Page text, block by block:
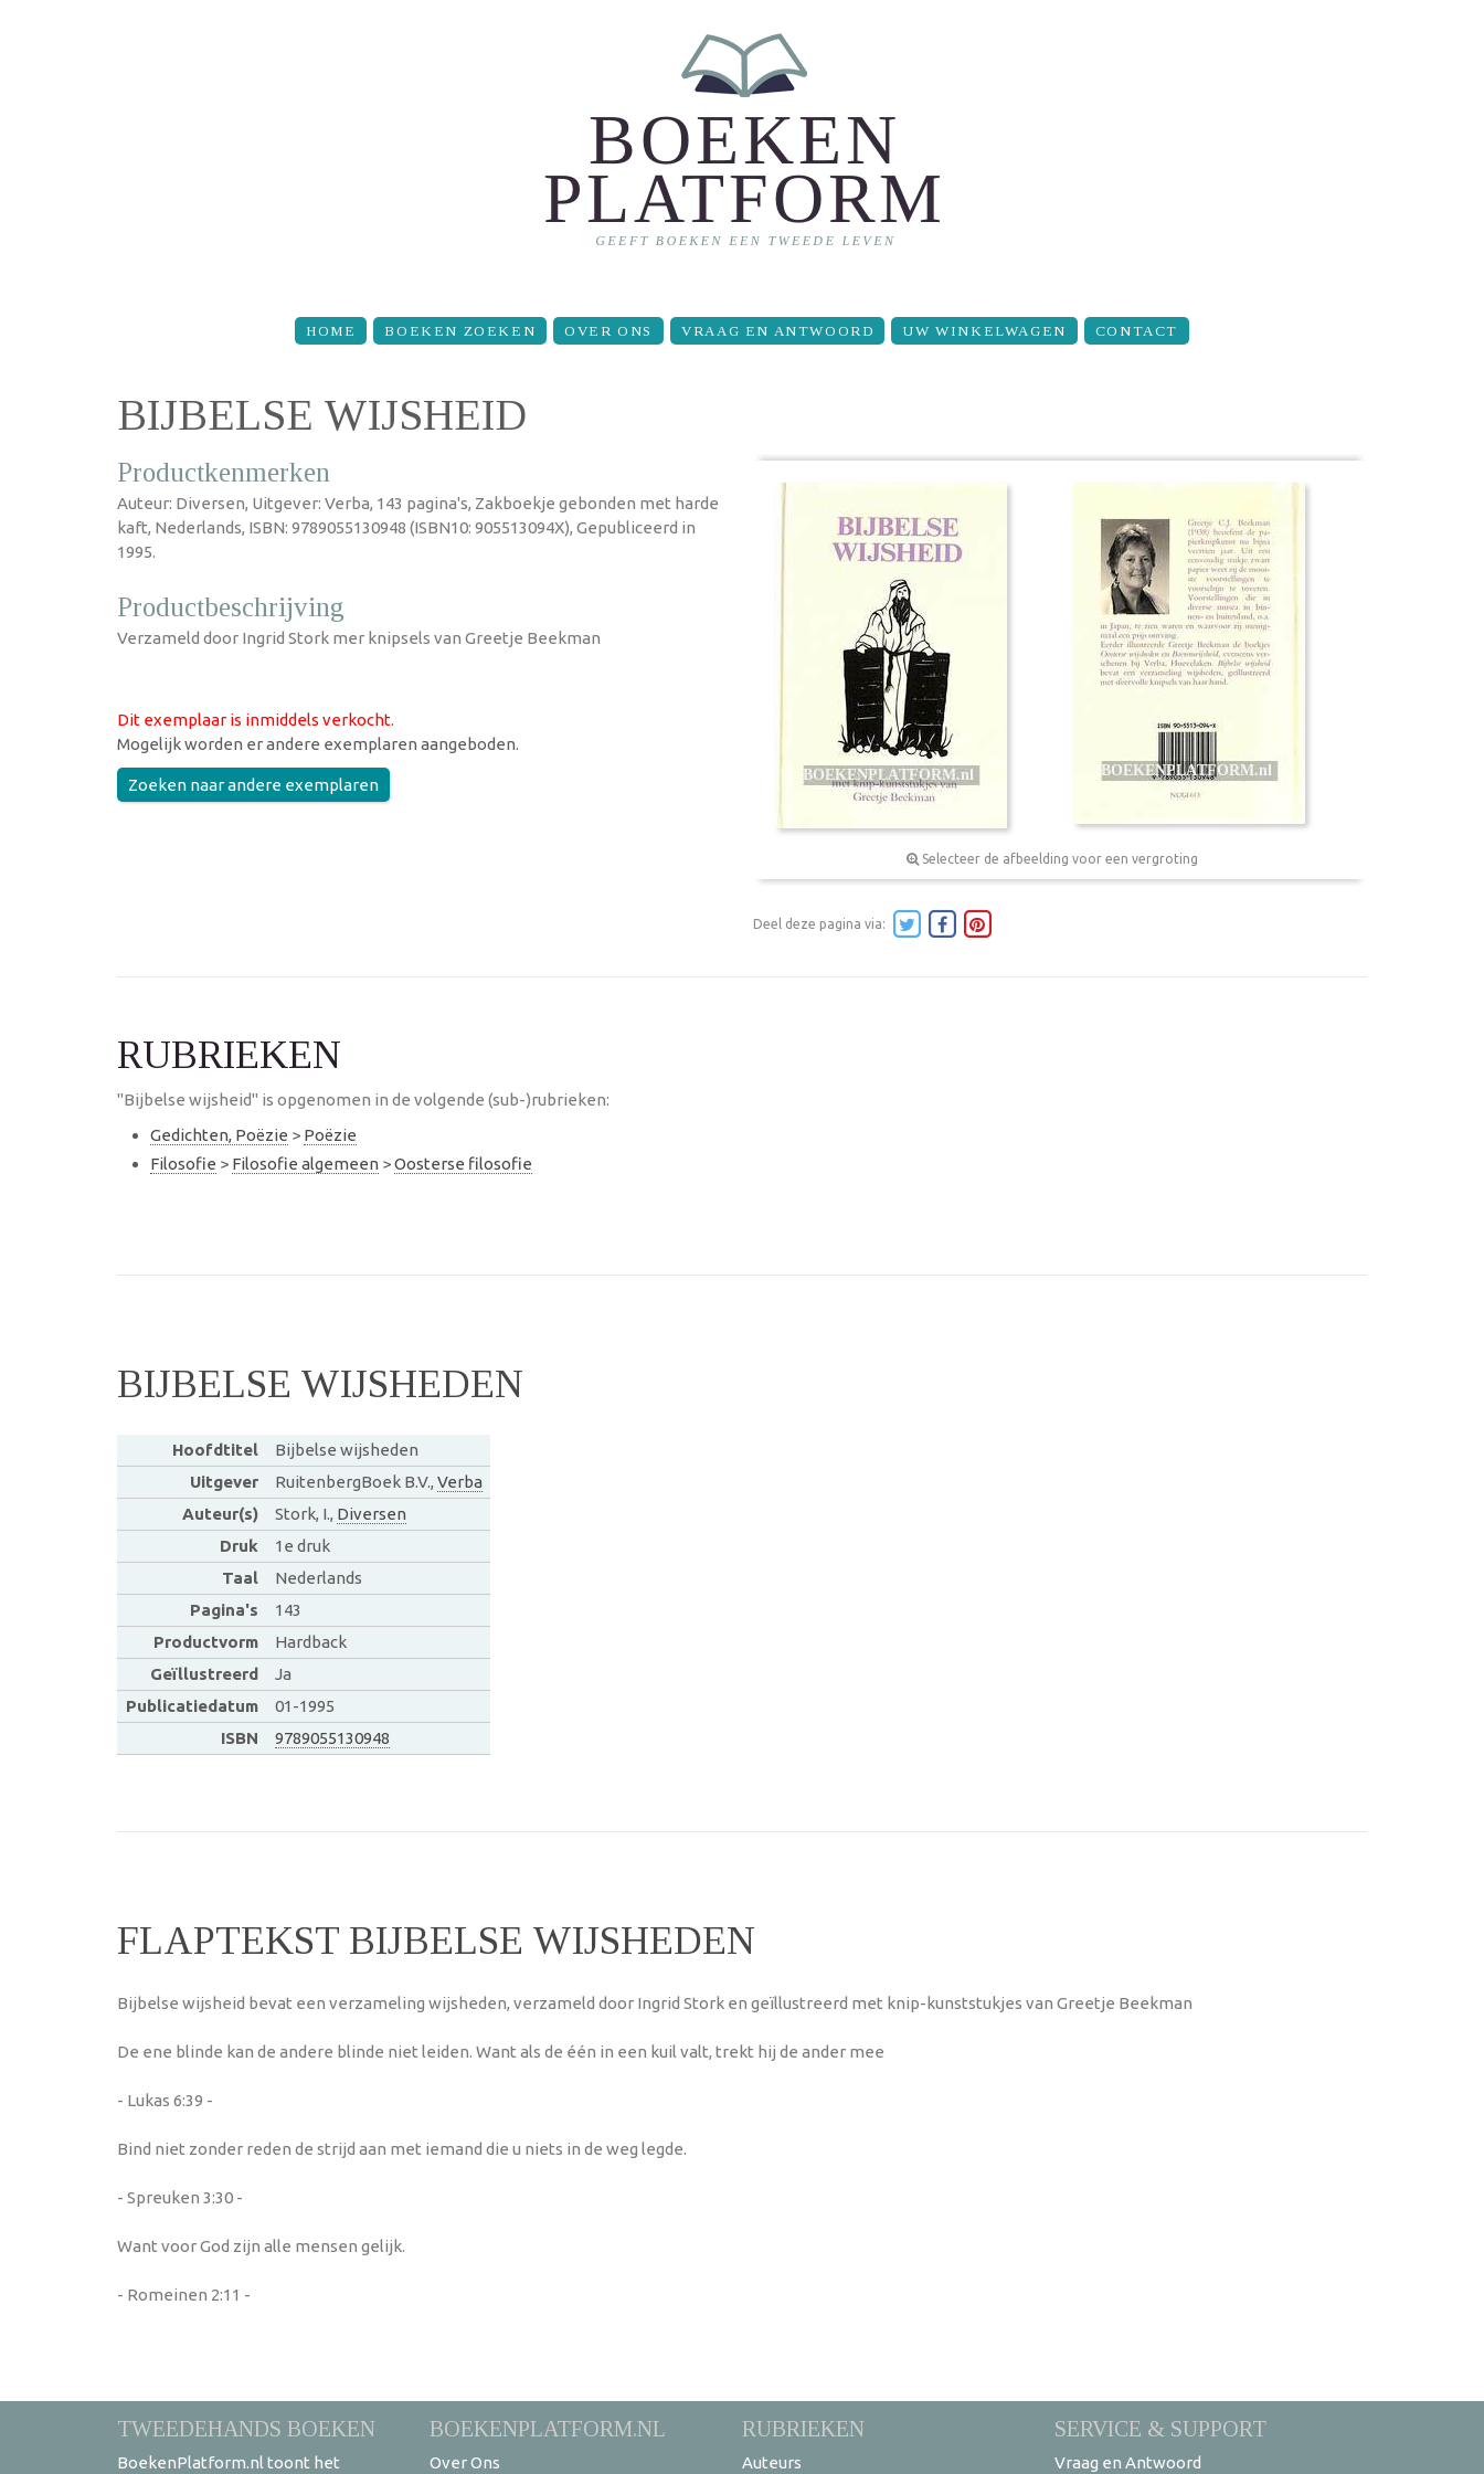
HOME BOEKEN ZOEKEN OVER ONS VRAAG EN ANTWOORD UW WINKELWAGEN CONTACT
BIJBELSE WIJSHEID
Productkenmerken
Auteur: Diversen, Uitgever: Verba, 143 pagina's, Zakboekje gebonden met harde
kaft, Nederlands, ISBN: 9789055130948 (ISBN10: 905513094X), Gepubliceerd in
1995.
Productbeschrijving
Verzameld door Ingrid Stork mer knipsels van Greetje Beekman
Dit exemplaar is inmiddels verkocht.
Mogelijk worden er andere exemplaren aangeboden.
Zoeken naar andere exemplaren
Selecteer de afbeelding voor een vergroting
Deel deze pagina via:
RUBRIEKEN
"Bijbelse wijsheid" is opgenomen in de volgende (sub-)rubrieken:
Gedichten, Poëzie > Poëzie
Filosofie > Filosofie algemeen >Oosterse filosofie
BIJBELSE WIJSHEDEN
Hoofdtitel
Bijbelse wijsheden
Uitgever
RuitenbergBoek B.V., Verba
Auteur(s)
Stork, I., Diversen
Druk
1e druk
Taal
Nederlands
Pagina's
143
Productvorm
Hardback
Geïllustreerd
Ja
Publicatiedatum
01-1995
ISBN
9789055130948
FLAPTEKST BIJBELSE WIJSHEDEN
Bijbelse wijsheid bevat een verzameling wijsheden, verzameld door Ingrid Stork en geïllustreerd met knip-kunststukjes van Greetje Beekman
De ene blinde kan de andere blinde niet leiden. Want als de één in een kuil valt, trekt hij de ander mee
- Lukas 6:39 -
Bind niet zonder reden de strijd aan met iemand die u niets in de weg legde.
- Spreuken 3:30 -
Want voor God zijn alle mensen gelijk.
- Romeinen 2:11 -
TWEEDEHANDS BOEKEN
BoekenPlatform.nl toont het
BOEKENPLATFORM.NL
Over Ons
RUBRIEKEN
Auteurs
SERVICE & SUPPORT
Vraag en Antwoord